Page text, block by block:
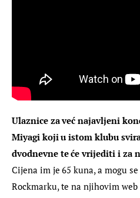
Ulaznice za već najavljeni
Miyagi koji u istom klubu
dvodnevne te će vrijediti i za
Cijena im je 65 kuna, a mogu
Rockmarku, te na njihovim